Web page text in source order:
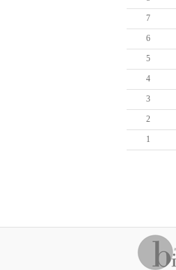
7
6
5
4
3
2
1